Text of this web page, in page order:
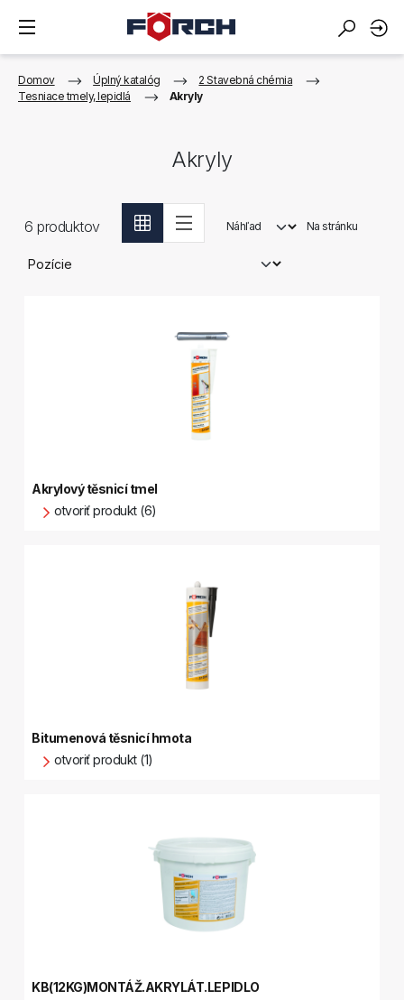
Domov Úplný katalóg
2 Stavebná chémia
Tesniace tmely, lepidlá
Akryly
Akryly
6 produktov Náhľad Na stránku
Akrylový těsnicí tmel
otvoriť produkt (6)
Bitumenová těsnicí hmota
otvoriť produkt (1)
KB(12KG)MONTÁŽ.AKRYLÁT.LEPIDLO